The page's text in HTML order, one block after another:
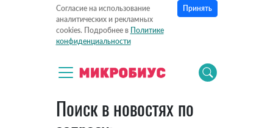
Согласие на использование
аналитических и рекламных
cookies. Подробнее в Политике
конфиденциальности
Принять
Поиск в новостях по